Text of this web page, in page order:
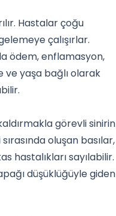
Hastalar çoğu
çalışırlar.
ödem, enflamasyon,
ve yaşa bağlı olarak
görevli sinirin
oluşan basılar,
hastalıkları sayılabilir.
düşüklüğüyle giden